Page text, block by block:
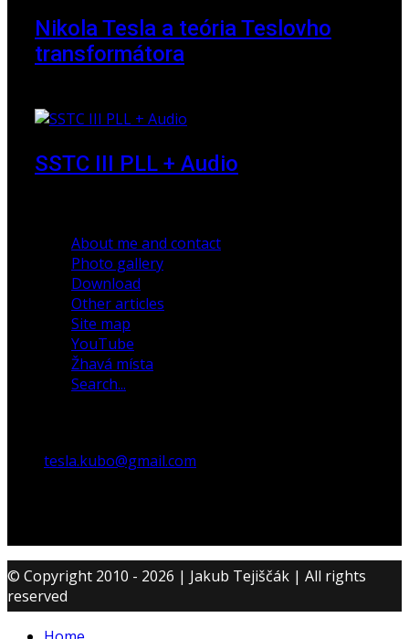
Nikola Tesla a teória Teslovho
transformátora
SSTC III PLL + Audio
About me and contact
Photo gallery
Download
Other articles
Site map
YouTube
Žhavá místa
Search...
tesla.kubo@gmail.com
© Copyright 2010 - 2026 | Jakub Tejiščák | All rights
reserved